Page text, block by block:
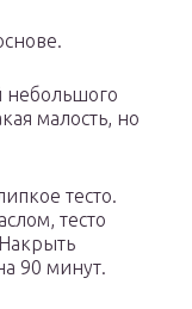
небольшого
малость, но
тесто.
тесто
90 минут.